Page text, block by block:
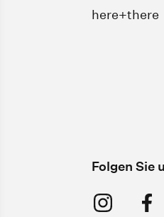
here+there
Folgen Sie